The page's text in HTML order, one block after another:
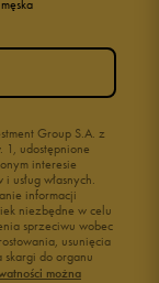
Group S.A. z
udostępnione
interesie
usług własnych.
informacji
niezbędne w celu
sprzeciwu wobec
usunięcia
do organu
można